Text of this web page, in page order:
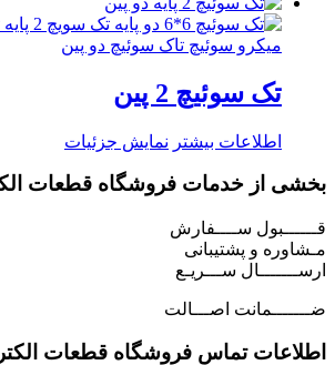
تک سوئیچ 2 پین
اطلاعات بیشتر نمایش جزئیات
بخشی از خدمات فروشگاه قطعات
قــــــبول ســــفارش
مـشاوره و پشتیبانی
ارســـــــال ســـریـع
ضـــــــمانت اصـــالت
اطلاعات تماس فروشگاه قطعات